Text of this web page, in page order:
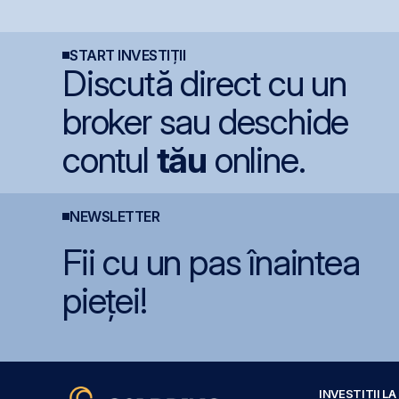
START INVESTIȚII
Discută direct cu un
broker sau deschide
contul tău online.
NEWSLETTER
Fii cu un pas înaintea
pieței!
INVESTIȚII LA